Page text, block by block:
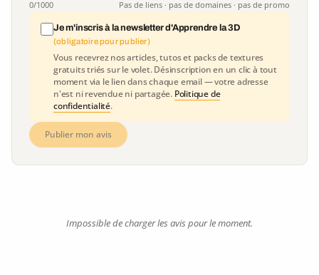
0/1000 Pas de liens · pas de domaines · pas de promo
Je m'inscris à la newsletter d'Apprendre la 3D
(obligatoire pour publier)
Vous recevrez nos articles, tutos et packs de textures
gratuits triés sur le volet. Désinscription en un clic à tout
moment via le lien dans chaque email — votre adresse
n'est ni revendue ni partagée. Politique de
confidentialité.
Publier mon avis
Impossible de charger les avis pour le moment.